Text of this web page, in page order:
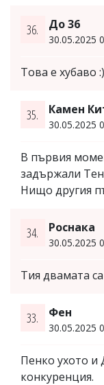
36. До 36
30.05.2025
Това е хубаво
35. Камен
30.05.2025
В първия
задържали
Нищо другия
34. Роснака
30.05.2025
Тия двамата
33. Фен
30.05.2025
Пенко ухото и
конкуренция.